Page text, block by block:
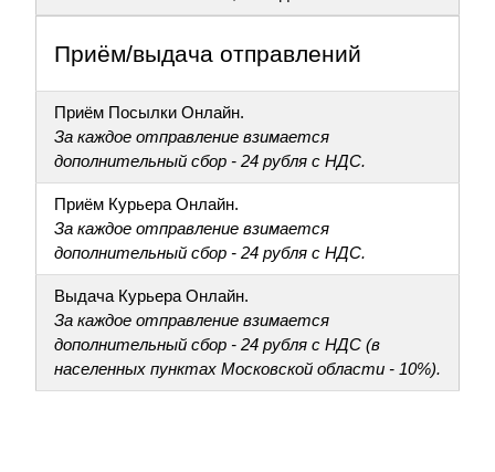
Приём/выдача отправлений
Приём Посылки Онлайн.
За каждое отправление взимается
дополнительный сбор - 24 рубля с НДС.
Приём Курьера Онлайн.
За каждое отправление взимается
дополнительный сбор - 24 рубля с НДС.
Выдача Курьера Онлайн.
За каждое отправление взимается
дополнительный сбор - 24 рубля с НДС (в
населенных пунктах Московской области - 10%).